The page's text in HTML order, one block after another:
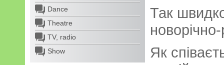
Dance
Theatre
TV, radio
Show
Так
Як